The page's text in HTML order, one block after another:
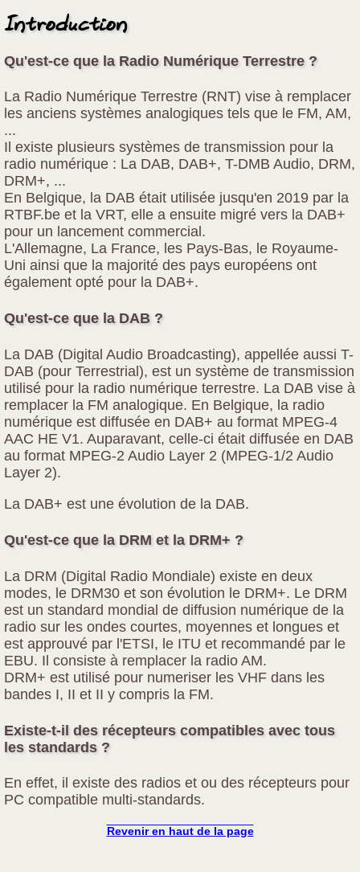
Introduction
Qu'est-ce que la Radio Numérique Terrestre ?
La Radio Numérique Terrestre (RNT) vise à remplacer
les anciens systèmes analogiques tels que le FM, AM,
...
Il existe plusieurs systèmes de transmission pour la
radio numérique : La DAB, DAB+, T-DMB Audio, DRM,
DRM+, ...
En Belgique, la DAB était utilisée jusqu'en 2019 par la
RTBF.be et la VRT, elle a ensuite migré vers la DAB+
pour un lancement commercial.
L'Allemagne, La France, les Pays-Bas, le Royaume-
Uni ainsi que la majorité des pays européens ont
également opté pour la DAB+.
Qu'est-ce que la DAB ?
La DAB (Digital Audio Broadcasting), appellée aussi T-
DAB (pour Terrestrial), est un système de transmission
utilisé pour la radio numérique terrestre. La DAB vise à
remplacer la FM analogique. En Belgique, la radio
numérique est diffusée en DAB+ au format MPEG-4
AAC HE V1. Auparavant, celle-ci était diffusée en DAB
au format MPEG-2 Audio Layer 2 (MPEG-1/2 Audio
Layer 2).
La DAB+ est une évolution de la DAB.
Qu'est-ce que la DRM et la DRM+ ?
La DRM (Digital Radio Mondiale) existe en deux
modes, le DRM30 et son évolution le DRM+. Le DRM
est un standard mondial de diffusion numérique de la
radio sur les ondes courtes, moyennes et longues et
est approuvé par l'ETSI, le ITU et recommandé par le
EBU. Il consiste à remplacer la radio AM.
DRM+ est utilisé pour numeriser les VHF dans les
bandes I, II et II y compris la FM.
Existe-t-il des récepteurs compatibles avec tous
les standards ?
En effet, il existe des radios et ou des récepteurs pour
PC compatible multi-standards.
Revenir en haut de la page